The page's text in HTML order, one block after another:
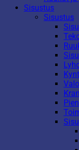
Sisustus
Sisustus